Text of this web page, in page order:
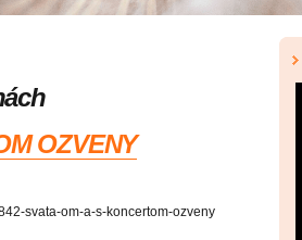
OZVENY
svata-om-a-s-koncertom-ozveny